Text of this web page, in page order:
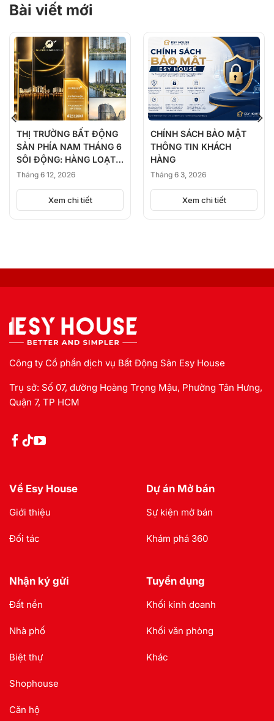
Bài viết mới
THỊ TRƯỜNG BẤT ĐỘNG
SẢN PHÍA NAM THÁNG 6
SÔI ĐỘNG: HÀNG LOẠT
DỰ ÁN ĐỒNG LOẠT
NGUỒN CUNG
Tháng 6 12, 2026
Xem chi tiết
CHÍNH SÁCH BẢO MẬT
THÔNG TIN KHÁCH
HÀNG
Tháng 6 3, 2026
Xem chi tiết
Công ty Cổ phần dịch vụ Bất Động Sản Esy House
Trụ sở: Số 07, đường Hoàng Trọng Mậu, Phường Tân Hưng,
Quận 7, TP HCM
Về Esy House
Giới thiệu
Đối tác
Dự án Mở bán
Sự kiện mở bán
Khám phá 360
Nhận ký gửi
Đất nền
Nhà phố
Biệt thự
Shophouse
Căn hộ
Tuyển dụng
Khối kinh doanh
Khối văn phòng
Khác